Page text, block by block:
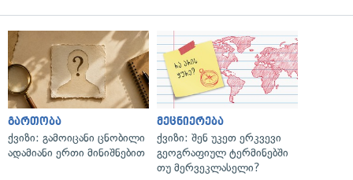
გართობა
ქვიზი: გამოიცანი ცნობილი
ადამიანი ერთი მინიშნებით
მეცნიერება
ქვიზი: შენ უკეთ ერკვევი
გეოგრაფიულ ტერმინებში
თუ მერვეკლასელი?